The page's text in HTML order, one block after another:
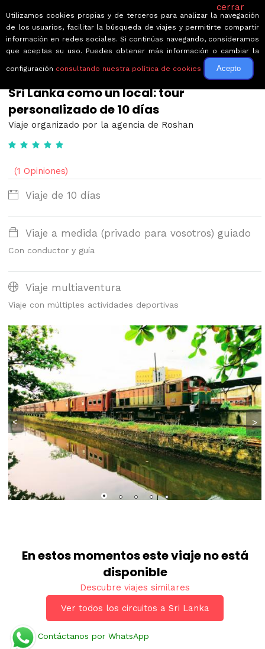
← Volver a Circuitos por Sri Lanka
Sri Lanka como un local: tour
personalizado de 10 días
Viaje organizado por la agencia de Roshan
(1 Opiniones)
Viaje de 10 días
Viaje a medida (privado para vosotros) guiado
Con conductor y guía
Viaje multiaventura
Viaje con múltiples actividades deportivas
< >
En estos momentos este viaje no está
disponible
Descubre viajes similares
Ver todos los circuitos a Sri Lanka
Contáctanos por WhatsApp
cerrar
Utilizamos cookies propias y de terceros para analizar la navegación
de los usuarios, facilitar la búsqueda de viajes y permitirte compartir
información en redes sociales. Si continúas navegando, consideramos
que aceptas su uso. Puedes obtener más información o cambiar la
configuración consultando nuestra política de cookies Acepto